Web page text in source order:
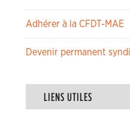
Adhérer à la CFDT-MAE
Devenir permanent
LIENS UTILES